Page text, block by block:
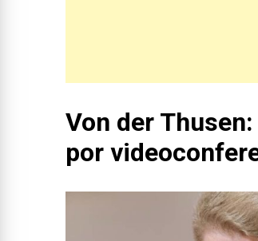
Von der
por